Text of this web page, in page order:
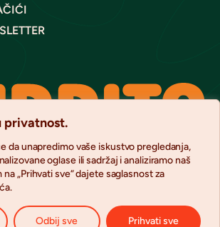
privatnost.
da unapredimo vaše iskustvo pregledanja,
oglase ili sadržaj i analiziramo naš
„Prihvati sve“ dajete saglasnost za
Odbij sve Prihvati sve